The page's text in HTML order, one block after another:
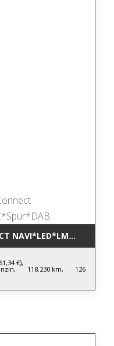
€),
118.230 km, 126